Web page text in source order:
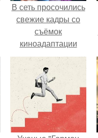
В сеть просочились
свежие кадры со
съёмок
киноадаптации
"Рапунцель", и всё
внимание
моментально
оказалось
приковано к Тиган
крофт.